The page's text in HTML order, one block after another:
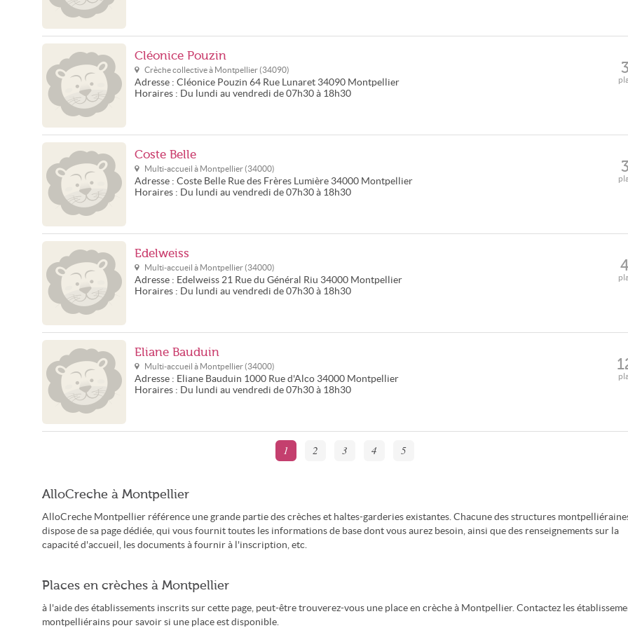
Cléonice Pouzin
Crèche collective à Montpellier (34090)
Adresse : Cléonice Pouzin 64 Rue Lunaret 34090 Montpellier
Horaires : Du lundi au vendredi de 07h30 à 18h30
Coste Belle
Multi-accueil à Montpellier (34000)
Adresse : Coste Belle Rue des Frères Lumière 34000 Montpellier
Horaires : Du lundi au vendredi de 07h30 à 18h30
Edelweiss
Multi-accueil à Montpellier (34000)
Adresse : Edelweiss 21 Rue du Général Riu 34000 Montpellier
Horaires : Du lundi au vendredi de 07h30 à 18h30
Eliane Bauduin
Multi-accueil à Montpellier (34000)
Adresse : Eliane Bauduin 1000 Rue d'Alco 34000 Montpellier
Horaires : Du lundi au vendredi de 07h30 à 18h30
1 2 3 4 5
AlloCreche à Montpellier
AlloCreche Montpellier référence une grande partie des crèches et haltes-garderies existantes. Chacune des structures
dispose de sa page dédiée, qui vous fournit toutes les informations de base dont vous aurez besoin, ainsi que des renseignements sur la
capacité d'accueil, les documents à fournir à l'inscription, etc.
Places en crèches à Montpellier
à l'aide des établissements inscrits sur cette page, peut-être trouverez-vous une place en crèche à Montpellier. Contactez les
montpelliérains pour savoir si une place est disponible.